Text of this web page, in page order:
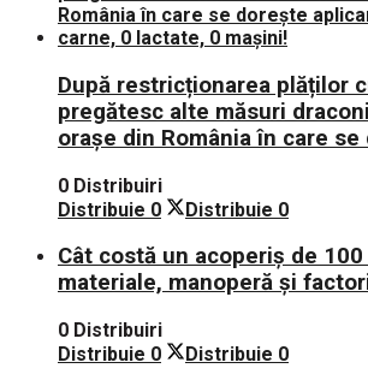
După restricționarea plăților
pregătesc alte măsuri
orașe din România în care
mașini!
0 Distribuiri
Distribuie 0 Distribuie 0
Cât costă un acoperiș de
materiale, manoperă și
0 Distribuiri
Distribuie 0 Distribuie 0